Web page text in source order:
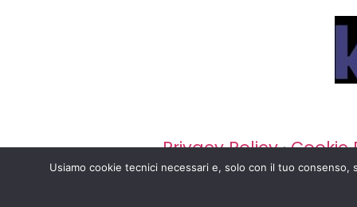
Privacy Policy · Cookie
Usiamo cookie tecnici necessari e, solo con il tuo